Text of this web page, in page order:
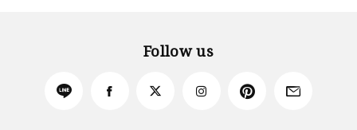
Follow us